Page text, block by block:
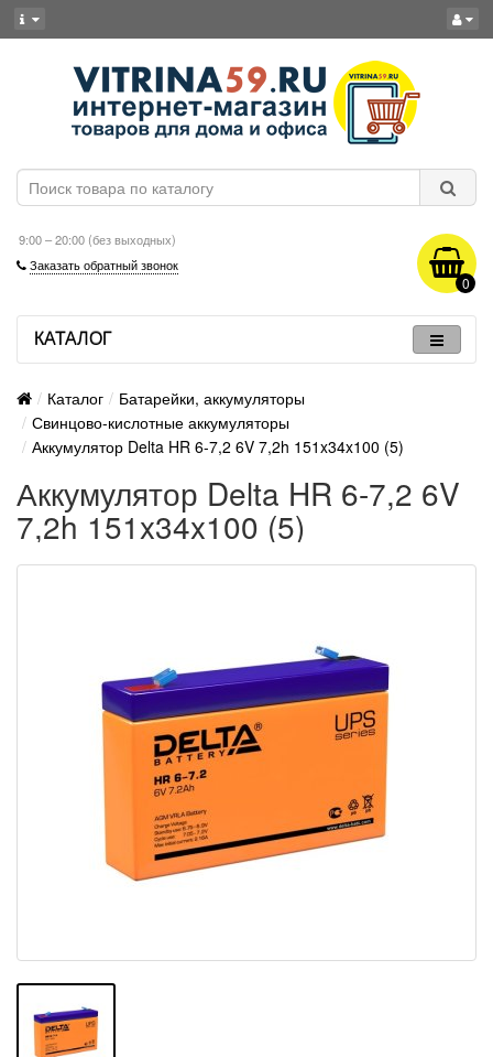
9:00 – 20:00 (без выходных)
Заказать обратный звонок
0
КАТАЛОГ
Каталог
Батарейки, аккумуляторы
Свинцово-кислотные аккумуляторы
Аккумулятор Delta HR 6-7,2 6V 7,2h 151x34x100 (5)
Аккумулятор Delta HR 6-7,2 6V
7,2h 151x34x100 (5)